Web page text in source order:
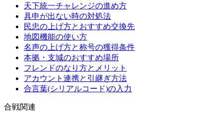
天下統一チャレンジの進め方
具申が出ない時の対処法
民忠の上げ方とおすすめ交換先
地図機能の使い方
名声の上げ方と称号の獲得条件
本拠・支城のおすすめ場所
フレンドのなり方とメリット
アカウント連携と引継ぎ方法
合言葉(シリアルコード)の入力
合戦関連